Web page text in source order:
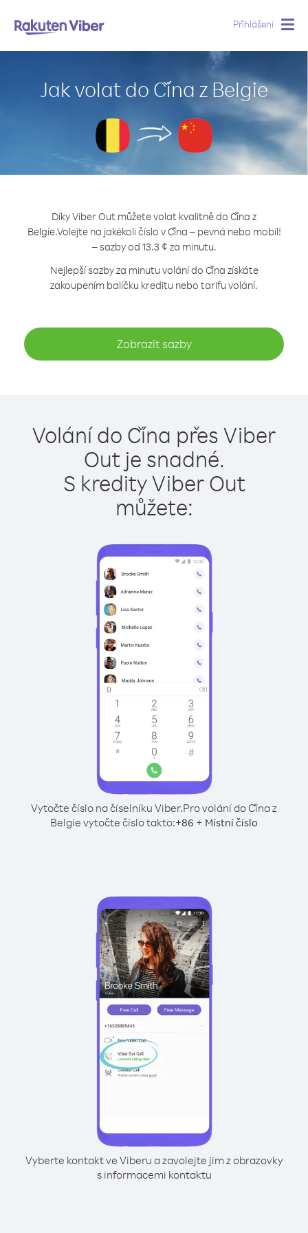
Přihlášení
Jak volat do Čína z Belgie
Díky Viber Out můžete volat kvalitně do Čína z
Belgie.Volejte na jakékoli číslo v Čína – pevná nebo mobil!
– sazby od 13.3 ¢ za minutu.
Nejlepší sazby za minutu volání do Čína získáte
zakoupením balíčku kreditu nebo tarifu volání.
Zobrazit sazby
Volání do Čína přes Viber
Out je snadné.
S kredity Viber Out
můžete:
Vytočte číslo na číselníku Viber.Pro volání do Čína z
Belgie vytočte číslo takto:+86 + Místní číslo
Vyberte kontakt ve Viberu a zavolejte jim z obrazovky
s informacemi kontaktu